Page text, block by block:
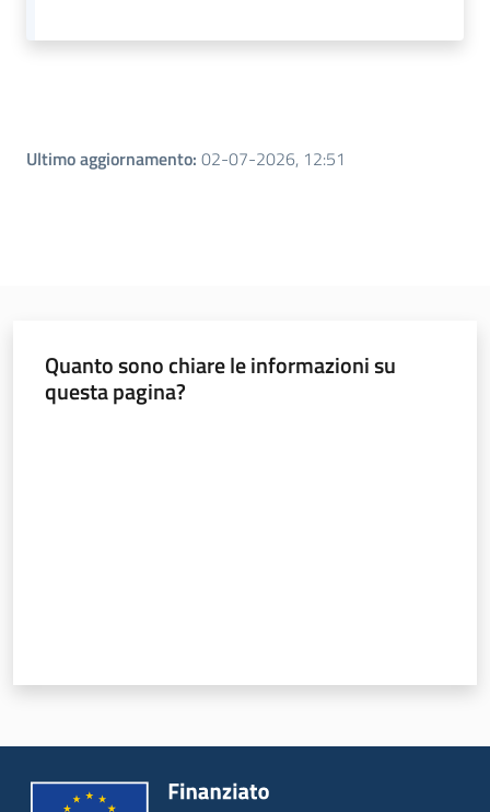
Ultimo aggiornamento: 02-07-2026, 12:51
Quanto sono chiare le informazioni su
questa pagina?